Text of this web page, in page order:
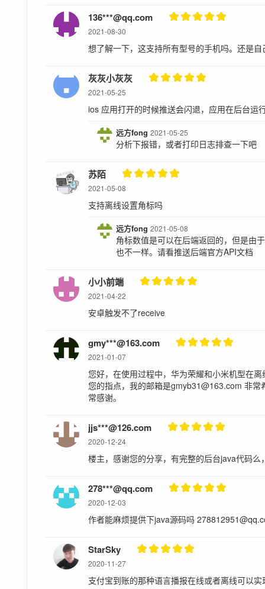
136***@qq.com
2021-08-30
想了解一下，这支持所有型号的手机吗。还是自
灰灰小灰灰
2021-05-25
ios 应用打开的时候推送会闪退，应用在后台运
远方fong2021-05-25
分析下报错，或者打印日志排查一下吧
苏陌
2021-05-08
支持离线设置角标吗
远方fong2021-05-08
角标数值是可以在后端返回的，但是由
也不一样。请看推送后端官方API文档
小小前端
2021-04-22
安卓触发不了receive
gmy***@163.com
2021-01-07
您好，在使用过程中，华为荣耀和小米机型在
您的指点，我的邮箱是gmyb31@163.com 非
常感谢。
jjs***@126.com
2020-12-24
楼主，感谢您的分享，有完整的后台java代码
278***@qq.com
2020-12-03
作者能麻烦提供下java源码吗
StarSky
2020-11-27
支付宝到账的那种语言播报在线或者离线可以实